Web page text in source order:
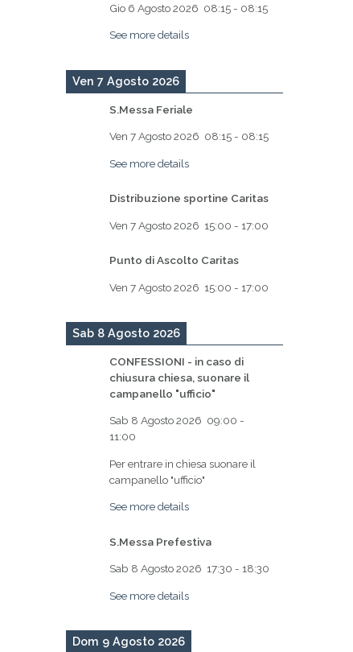
Gio 6 Agosto 2026 08:15 - 08:15
See more details
Ven 7 Agosto 2026
S.Messa Feriale
Ven 7 Agosto 2026 08:15 - 08:15
See more details
Distribuzione sportine Caritas
Ven 7 Agosto 2026 15:00 - 17:00
Punto di Ascolto Caritas
Ven 7 Agosto 2026 15:00 - 17:00
Sab 8 Agosto 2026
CONFESSIONI - in caso di
chiusura chiesa, suonare il
campanello "ufficio"
Sab 8 Agosto 2026 09:00 -
11:00
Per entrare in chiesa suonare il
campanello "ufficio"
See more details
S.Messa Prefestiva
Sab 8 Agosto 2026 17:30 - 18:30
See more details
Dom 9 Agosto 2026